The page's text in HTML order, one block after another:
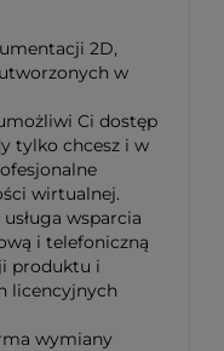
2D,
w
Ci dostęp
tylko chcesz i w
wirtualnej.
usługa wsparcia
i telefoniczną
produktu i
licencyjnych
wymiany